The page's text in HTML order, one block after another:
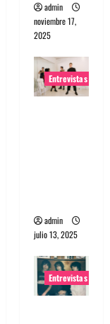
admin
noviembre 17,
2025
Entrevistas
admin
julio 13, 2025
Entrevistas